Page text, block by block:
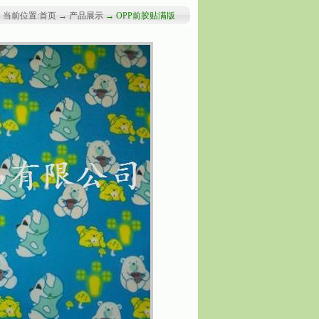
当前位置:首页 → 产品展示 → OPP前胶贴满版